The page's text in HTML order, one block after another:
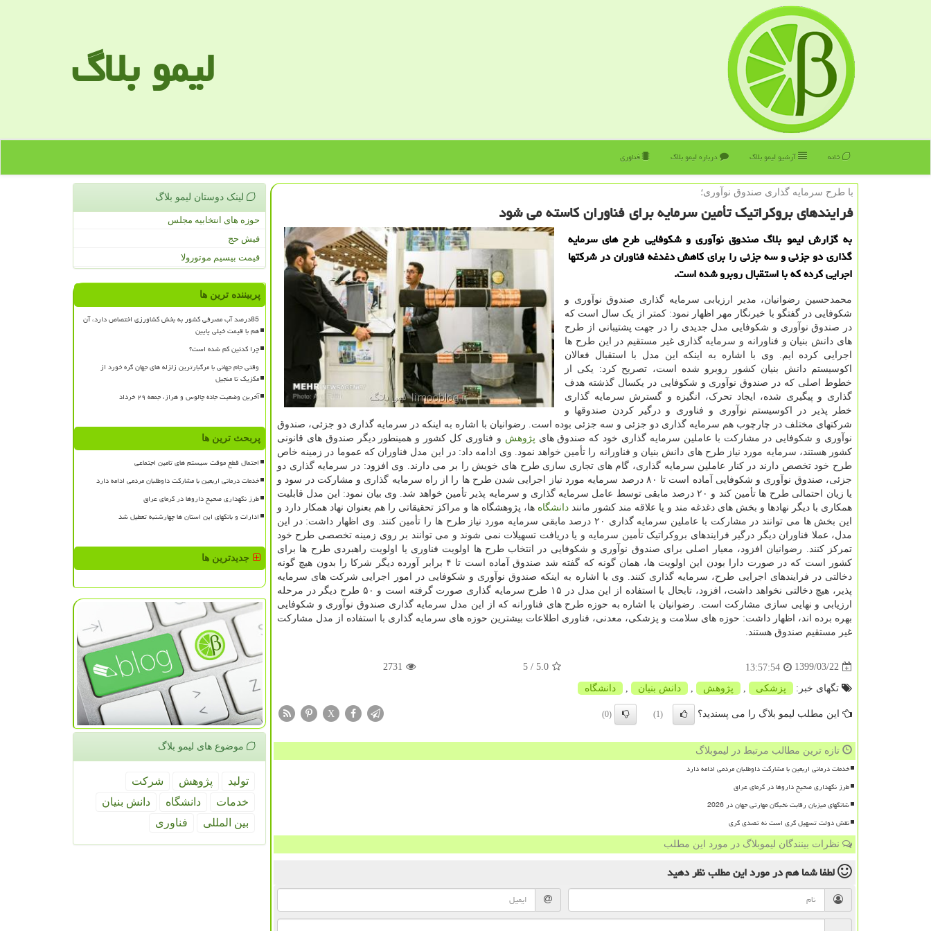
لیمو بلاگ
خانه آرشیو لیمو بلاگ درباره لیمو بلاگ فناوری
با طرح سرمایه گذاری صندوق نوآوری؛
فرایندهای بروكراتیك تأمین سرمایه برای فناوران كاسته می شود
به گزارش لیمو بلاگ صندوق نوآوری و شكوفایی طرح های سرمایه
گذاری دو جزئی و سه جزئی را برای كاهش دغدغه فناوران در شركتها
اجرایی كرده كه با استقبال روبرو شده است.
محمدحسین رضوانیان، مدیر ارزیابی سرمایه گذاری صندوق نوآوری و
شکوفایی در گفتگو با خبرنگار مهر اظهار نمود: کمتر از یک سال است که
در صندوق نوآوری و شکوفایی مدل جدیدی را در جهت پشتیبانی از طرح
های دانش بنیان و فناورانه و سرمایه گذاری غیر مستقیم در این طرح ها
اجرایی کرده ایم. وی با اشاره به اینکه این مدل با استقبال فعالان
اکوسیستم دانش بنیان کشور روبرو شده است، تصریح کرد: یکی از
خطوط اصلی که در صندوق نوآوری و شکوفایی در یکسال گذشته هدف
گذاری و پیگیری شده، ایجاد تحرک، انگیزه و گسترش سرمایه گذاری
خطر پذیر در اکوسیستم نوآوری و فناوری و درگیر کردن صندوقها و
شرکتهای مختلف در چارچوب هم سرمایه گذاری دو جزئی و سه جزئی بوده است. رضوانیان با اشاره به اینکه در سرمایه گذاری دو جزئی، صندوق
نوآوری و شکوفایی در مشارکت با عاملین سرمایه گذاری خود که صندوق های پژوهش و فناوری کل کشور و همینطور دیگر صندوق های قانونی
کشور هستند، سرمایه مورد نیاز طرح های دانش بنیان و فناورانه را تأمین خواهد نمود. وی ادامه داد: در این مدل فناوران که عموما در زمینه خاص
طرح خود تخصص دارند در کنار عاملین سرمایه گذاری، گام های تجاری سازی طرح های خویش را بر می دارند. وی افزود: در سرمایه گذاری دو
جزئی، صندوق نوآوری و شکوفایی آماده است تا ۸۰ درصد سرمایه مورد نیاز اجرایی شدن طرح ها را از راه سرمایه گذاری و مشارکت در سود و
یا زیان احتمالی طرح ها تأمین کند و ۲۰ درصد مابقی توسط عامل سرمایه گذاری و سرمایه پذیر تأمین خواهد شد. وی بیان نمود: این مدل قابلیت
همکاری با دیگر نهادها و بخش های دغدغه مند و یا علاقه مند کشور مانند دانشگاه ها، پژوهشگاه ها و مراکز تحقیقاتی را هم بعنوان نهاد همکار دارد و
این بخش ها می توانند در مشارکت با عاملین سرمایه گذاری ۲۰ درصد مابقی سرمایه مورد نیاز طرح ها را تأمین کنند. وی اظهار داشت: در این
مدل، عملا فناوران دیگر درگیر فرایندهای بروکراتیک تأمین سرمایه و یا دریافت تسهیلات نمی شوند و می توانند بر روی زمینه تخصصی طرح خود
تمرکز کنند. رضوانیان افزود، معیار اصلی برای صندوق نوآوری و شکوفایی در انتخاب طرح ها اولویت فناوری یا اولویت راهبردی طرح ها برای
کشور است که در صورت دارا بودن این اولویت ها، همان گونه که گفته شد صندوق آماده است تا ۴ برابر آورده دیگر شرکا را بدون هیچ گونه
دخالتی در فرایندهای اجرایی طرح، سرمایه گذاری کنند. وی با اشاره به اینکه صندوق نوآوری و شکوفایی در امور اجرایی شرکت های سرمایه
پذیر، هیچ دخالتی نخواهد داشت، افزود، تابحال با استفاده از این مدل در ۱۵ طرح سرمایه گذاری صورت گرفته است و ۵۰ طرح دیگر در مرحله
ارزیابی و نهایی سازی مشارکت است. رضوانیان با اشاره به حوزه طرح های فناورانه که از این مدل سرمایه گذاری صندوق نوآوری و شکوفایی
بهره برده اند، اظهار داشت: حوزه های سلامت و پزشکی، معدنی، فناوری اطلاعات بیشترین حوزه های سرمایه گذاری با استفاده از مدل مشارکت
غیر مستقیم صندوق هستند.
1399/03/22
13:57:54
5.0
/ 5
2731
تگهای خبر: پزشكی پژوهش دانش بنیان دانشگاه
این مطلب لیمو بلاگ را می پسندید؟ (1)
(0)
X
تازه ترین مطالب مرتبط در لیموبلاگ
خدمات درمانی اربعین با مشارکت داوطلبان مردمی ادامه دارد
طرز نگهداری صحیح داروها در گرمای عراق
شانگهای میزبان رقابت نخبگان مهارتی جهان در 2026
نقش دولت تسهیل گری است نه تصدی گری
نظرات بینندگان لیموبلاگ در مورد این مطلب
لطفا شما همدر مورد این مطلبنظر دهید
لینک دوستان لیمو بلاگ
حوزه های انتخابیه مجلس
فیش حج
قیمت بیسیم موتورولا
پربیننده ترین ها
85درصد آب مصرفی کشور به بخش کشاورزی اختصاص دارد، آن
هم با قیمت خیلی پایین
چرا کدئین کم شده است؟
وقتی جام جهانی با مرگبارترین زلزله های جهان گره خورد از
مکزیک تا منجیل
آخرین وضعیت جاده چالوس و هراز، جمعه ۲۹ خرداد
پربحث ترین ها
احتمال قطع موقت سیستم های تامین اجتماعی
خدمات درمانی اربعین با مشارکت داوطلبان مردمی ادامه دارد
طرز نگهداری صحیح داروها در گرمای عراق
ادارات و بانکهای این استان ها چهارشنبه تعطیل شد
جدیدترین ها
موضوع های لیمو بلاگ
تولید پژوهش
شركت
خدمات
دانشگاه
دانش بنیان
بین المللی
فناوری